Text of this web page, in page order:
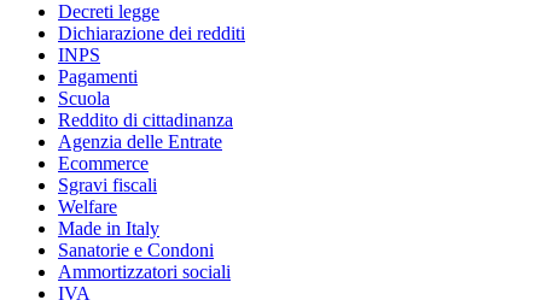
Decreti legge
Dichiarazione dei redditi
INPS
Pagamenti
Scuola
Reddito di cittadinanza
Agenzia delle Entrate
Ecommerce
Sgravi fiscali
Welfare
Made in Italy
Sanatorie e Condoni
Ammortizzatori sociali
IVA